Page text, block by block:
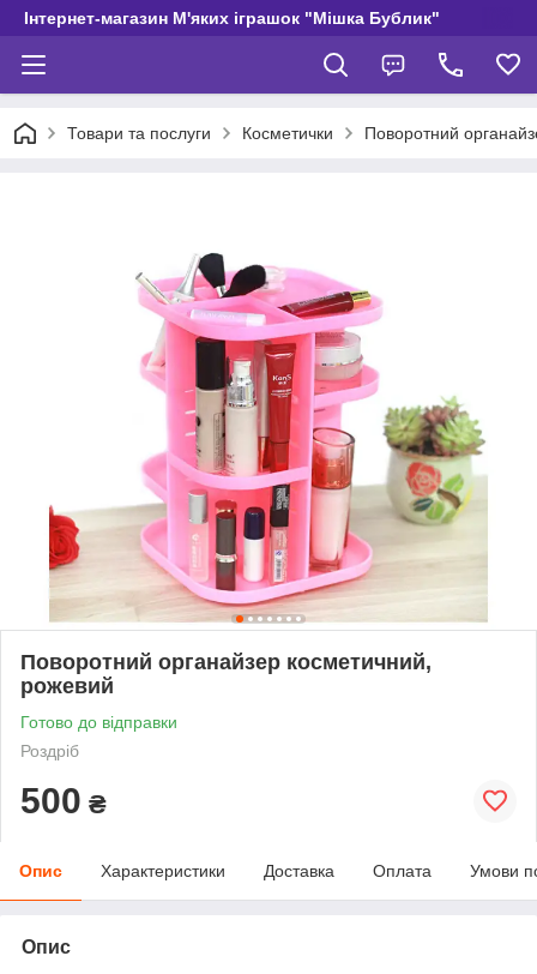
Інтернет-магазин М'яких іграшок "Мішка Бублик"
Товари та послуги Косметички Поворотний
Поворотний органайзер косметичний,
рожевий
Готово до відправки
Роздріб
500 ₴
Опис Характеристики Доставка Оплата Умови
Опис